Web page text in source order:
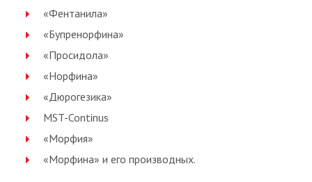
«Фентанила»
«Бупренорфина»
«Просидола»
«Норфина»
«Дюрогезика»
MST-Continus
«Морфия»
«Морфина» и его производных.